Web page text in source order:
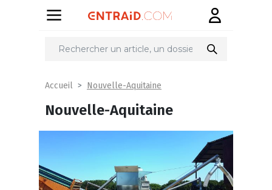
Accueil Nouvelle-Aquitaine
Nouvelle-Aquitaine